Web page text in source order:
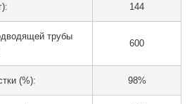
144
трубы
600
(%): 98%